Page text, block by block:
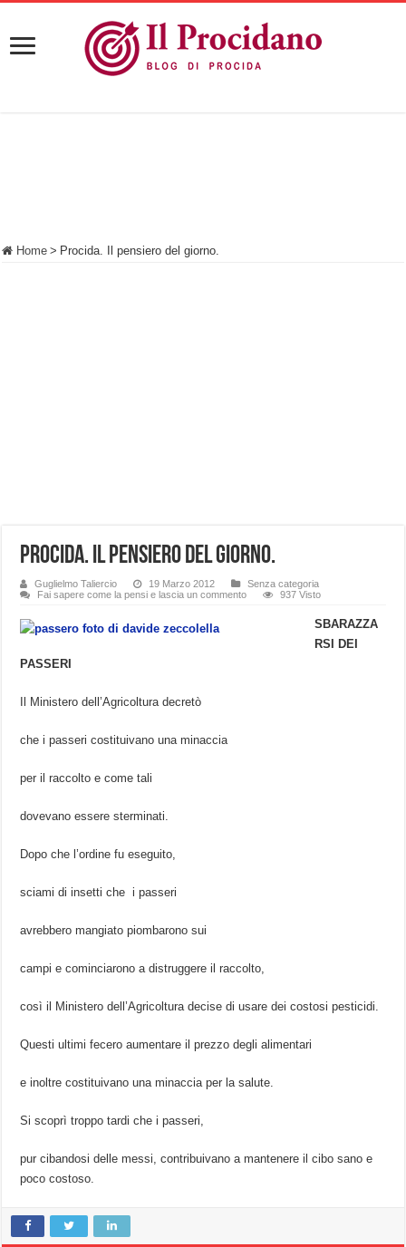
Home > Procida. Il pensiero del giorno.
Procida. Il pensiero del giorno.
Guglielmo Taliercio 19 Marzo 2012
Senza categoria
Fai sapere come la pensi e lascia un commento
937 Visto
SBARAZZA
RSI DEI
PASSERI
Il Ministero dell’Agricoltura decretò
che i passeri costituivano una minaccia
per il raccolto e come tali
dovevano essere sterminati.
Dopo che l’ordine fu eseguito,
sciami di insetti che i passeri
avrebbero mangiato piombarono sui
campi e cominciarono a distruggere il raccolto,
così il Ministero dell’Agricoltura decise di usare dei costosi pesticidi.
Questi ultimi fecero aumentare il prezzo degli alimentari
e inoltre costituivano una minaccia per la salute.
Si scoprì troppo tardi che i passeri,
pur cibandosi delle messi, contribuivano a mantenere il cibo sano e
poco costoso.